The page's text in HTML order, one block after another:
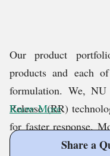
Our product
products and each
formulation. We,
Release (RR)
for faster response.
keeps it one up
Know More
Share a